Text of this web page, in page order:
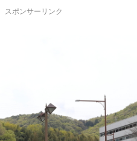
スポンサーリンク